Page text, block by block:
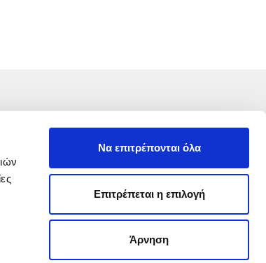
Να επιτρέπονται όλα
Επιτρέπεται η επιλογή
Άρνηση
Αλέξανδρος Αντωνίου